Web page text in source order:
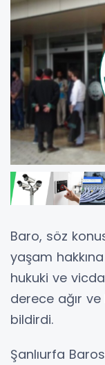
Baro, söz
yaşam
hukuki ve
derece ağır
bildirdi.
Şanlıurfa